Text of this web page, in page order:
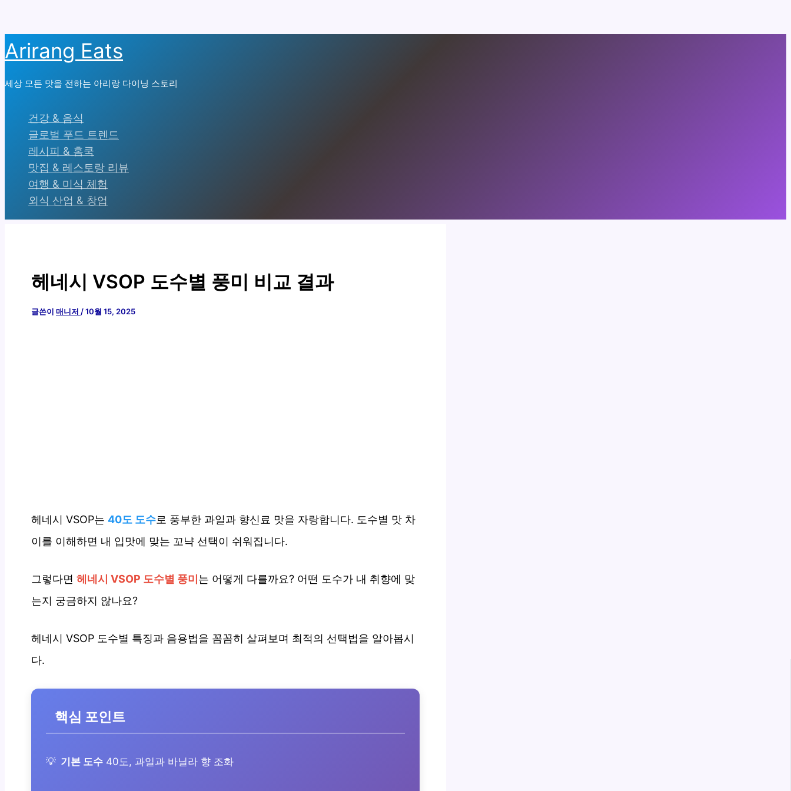
콘
텐
Arirang Eats
세상 모든 맛을 전하는 아리랑 다이닝 스토리
건강 & 음식
글로벌 푸드 트렌드
레시피 & 홈쿡
맛집 & 레스토랑 리뷰
여행 & 미식 체험
외식 산업 & 창업
헤네시 VSOP 도수별 풍미 비교 결과
글쓴이 매니저 /10월 15, 2025
헤네시 VSOP는 40도 도수로 풍부한 과일과 향신료 맛을 자랑합니다. 도수별 맛 차
이를 이해하면 내 입맛에 맞는 꼬냑 선택이 쉬워집니다.
그렇다면 헤네시 VSOP 도수별 풍미는 어떻게 다를까요? 어떤 도수가 내 취향에 맞
는지 궁금하지 않나요?
헤네시 VSOP 도수별 특징과 음용법을 꼼꼼히 살펴보며 최적의 선택법을 알아봅시
다.
핵심 포인트
기본 도수 40도, 과일과 바닐라 향 조화